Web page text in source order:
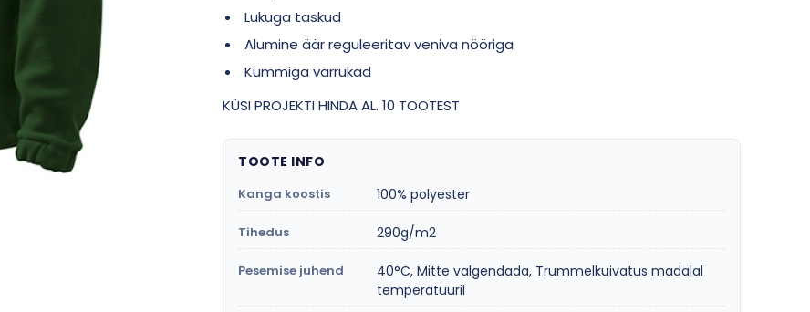
Lukuga taskud
Alumine äär reguleeritav veniva nööriga
Kummiga varrukad
KÜSI PROJEKTI HINDA AL. 10 TOOTEST
TOOTE INFO
Kanga koostis 100% polyester
Tihedus 290g/m2
Pesemise juhend
40°C, Mitte valgendada, Trummelkuivatus madalal
temperatuuril